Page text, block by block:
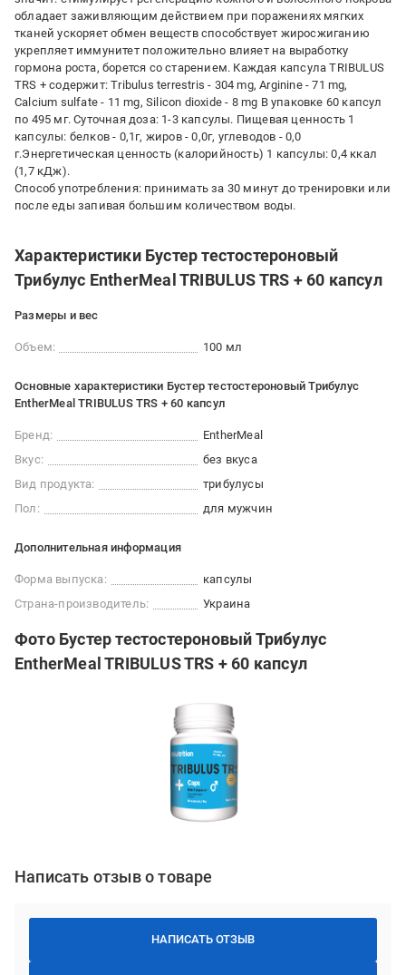
обладает заживляющим действием при поражениях мягких
тканей ускоряет обмен веществ способствует жиросжиганию
укрепляет иммунитет положительно влияет на выработку
гормона роста, борется со старением. Каждая капсула TRIBULUS
TRS + содержит: Tribulus terrestris - 304 mg, Arginine - 71 mg,
Calcium sulfate - 11 mg, Silicon dioxide - 8 mg В упаковке 60 капсул
по 495 мг. Суточная доза: 1-3 капсулы. Пищевая ценность 1
капсулы: белков - 0,1г, жиров - 0,0г, углеводов - 0,0
г.Энергетическая ценность (калорийность) 1 капсулы: 0,4 ккал
(1,7 кДж).
Способ употребления: принимать за 30 минут до тренировки или
после еды запивая большим количеством воды.
Характеристики Бустер тестостероновый
Трибулус EntherMeal TRIBULUS TRS + 60 капсул
Размеры и вес
Объем: 100 мл
Основные характеристики Бустер тестостероновый Трибулус
EntherMeal TRIBULUS TRS + 60 капсул
Бренд:
EntherMeal
Вкус:
без вкуса
Вид продукта:
трибулусы
Пол:
для мужчин
Дополнительная информация
Форма выпуска:
капсулы
Страна-производитель:
Украина
Фото Бустер тестостероновый Трибулус
EntherMeal TRIBULUS TRS + 60 капсул
Написать отзыв о товаре
НАПИСАТЬ ОТЗЫВ